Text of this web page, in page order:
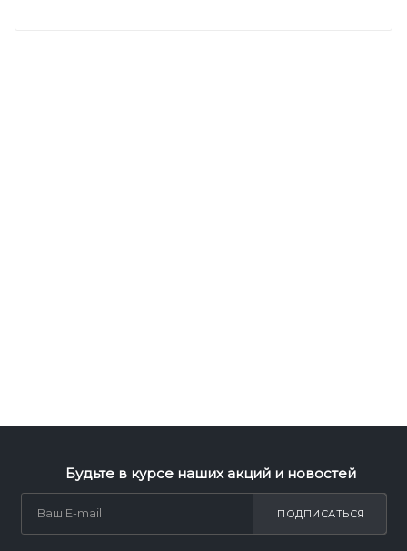
Будьте в курсе наших акций и новостей
ПОДПИСАТЬСЯ